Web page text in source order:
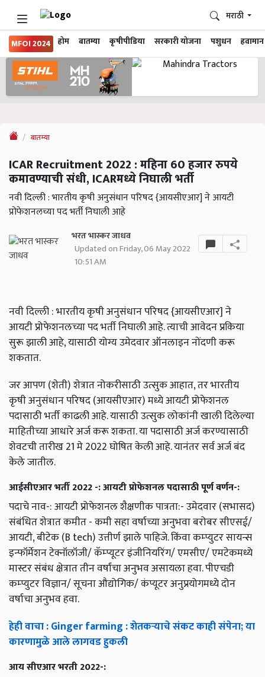
MFOI 2024 होम बातम्या कृषीपीडिया सरकारी योजना पशुधन हवामान
मराठी
बातम्या
ICAR Recruitment 2022 : महिना 60 हजार रुपये
कमावण्याची संधी, ICARमध्ये निघाली भर्ती
नवी दिल्ली : भारतीय कृषी अनुसंधान परिषद {आयसीएआर] ने आयटी
प्रोफेशनलच्या पद भर्ती निघाली आहे
भरत भास्कर जाधव
Updated on Friday, 06 May 2022
10:51 AM
नवी दिल्ली : भारतीय कृषी अनुसंधान परिषद {आयसीएआर] ने
आयटी प्रोफेशनलच्या पद भर्ती निघाली आहे. त्याची आवेदन प्रकिया
सुरू झाली आहे, यासाठी योग्य उमेदवार ऑनलाइन नोंदणी करू
शकतात.
जर आपण (शेती) शेत्रात नोकरीसाठी उत्सुक आहात, तर भारतीय
कृषी अनुसंधान परिषद (आयसीएआर) मध्ये आयटी प्रोफेशनल
पदासाठी भर्ती काढली आहे. यासाठी उत्सुक लोकांनी खाली दिलेल्या
माहितीच्या आधारे अर्ज करू शकता. या पदासाठी अर्ज करण्यासाठी
शेवटची तारीख 21 मे 2022 घोषित केली आहे. यानंतर सर्व अर्ज बंद
केले जातील.
आईसीएआर भर्ती 2022 -: आयटी प्रोफेशनल पदासाठी पूर्ण वर्णन-:
पदाचे नाव-: आयटी प्रोफेशनल शैक्षणीक पात्रता:- उमेदवार (सभासद)
संबंधित शेत्रात कमीत - कमी सहा वर्षाच्या अनुभवा बरोबर सीएसई/
आयटी, बीटेक (B tech) उत्तीर्ण झाले पाहिजे. किंवा कम्प्युटर सायन्स
इन्फॉर्मेशन टेक्नॉलॉजी/ कॅम्प्यूटर इंजीनियरिंग/ एमसीए/ एमटेक‌‌मध्ये
मास्टर संबंध क्षेत्रात तीन वर्षांचा अनुभव असायला हवा. पीएचडी
कम्प्युटर विज्ञान/ सूचना औद्योगिक/ कंप्यूटर अनुप्रयोगमध्ये दोन
वर्षाचा अनुभव हवा.
हेही वाचा : Ginger farming : शेतकऱ्याचे संकट काही संपेना; या
कारणामुळे आले लागवड हुकली
आय सीएआर भरती 2022-: